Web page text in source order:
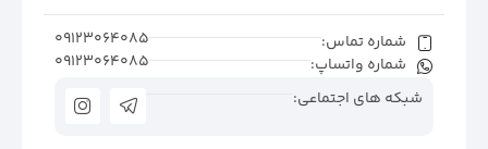
شماره تماس:
09123064085
شماره واتساپ:
09123064085
شبکه های اجتماعی: